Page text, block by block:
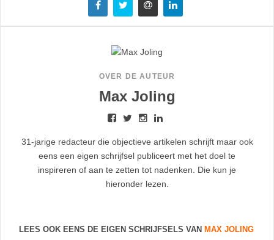
OVER DE AUTEUR
Max Joling
31-jarige redacteur die objectieve artikelen schrijft maar ook
eens een eigen schrijfsel publiceert met het doel te
inspireren of aan te zetten tot nadenken. Die kun je
hieronder lezen.
LEES OOK EENS DE EIGEN SCHRIJFSELS VAN MAX JOLING